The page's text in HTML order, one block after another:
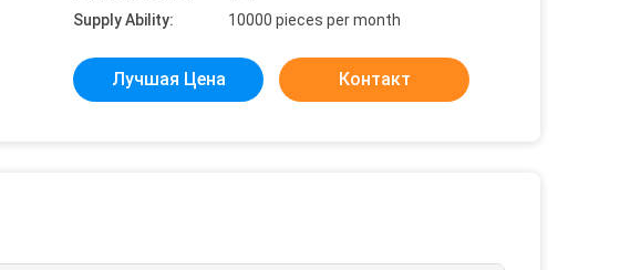
Supply Ability:
10000 pieces per month
Лучшая Цена Контакт